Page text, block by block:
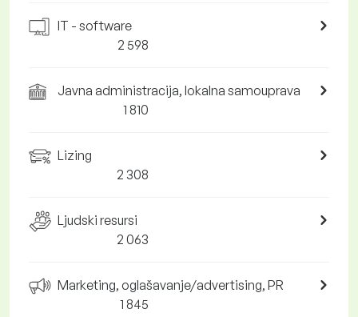
IT - software
2 598
Javna administracija, lokalna samouprava
1 810
Lizing
2 308
Ljudski resursi
2 063
Marketing, oglašavanje/advertising, PR
1 845